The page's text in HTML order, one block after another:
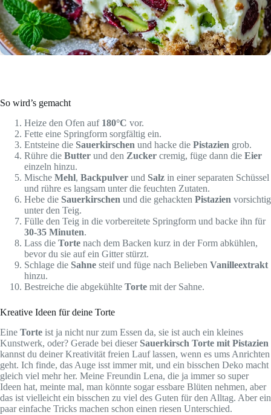
So wird’s gemacht
Heize den Ofen auf 180°C vor.
Fette eine Springform sorgfältig ein.
Entsteine die Sauerkirschen und hacke die Pistazien grob.
Rühre die Butter und den Zucker cremig, füge dann die Eier
einzeln hinzu.
Mische Mehl, Backpulver und Salz in einer separaten Schüssel
und rühre es langsam unter die feuchten Zutaten.
Hebe die Sauerkirschen und die gehackten Pistazien vorsichtig
unter den Teig.
Fülle den Teig in die vorbereitete Springform und backe ihn für
30-35 Minuten.
Lass die Torte nach dem Backen kurz in der Form abkühlen,
bevor du sie auf ein Gitter stürzt.
Schlage die Sahne steif und füge nach Belieben Vanilleextrakt
hinzu.
Bestreiche die abgekühlte Torte mit der Sahne.
Kreative Ideen für deine Torte
Eine Torte ist ja nicht nur zum Essen da, sie ist auch ein kleines
Kunstwerk, oder? Gerade bei dieser Sauerkirsch Torte mit Pistazien
kannst du deiner Kreativität freien Lauf lassen, wenn es ums Anrichten
geht. Ich finde, das Auge isst immer mit, und ein bisschen Deko macht
gleich viel mehr her. Meine Freundin Lena, die ja immer so super
Ideen hat, meinte mal, man könnte sogar essbare Blüten nehmen, aber
das ist vielleicht ein bisschen zu viel des Guten für den Alltag. Aber ein
paar einfache Tricks machen schon einen riesen Unterschied.